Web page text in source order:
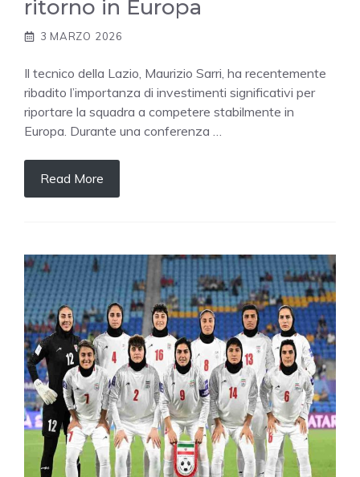
ritorno in Europa
3 MARZO 2026
Il tecnico della Lazio, Maurizio Sarri, ha recentemente
ribadito l’importanza di investimenti significativi per
riportare la squadra a competere stabilmente in
Europa. Durante una conferenza …
Read More